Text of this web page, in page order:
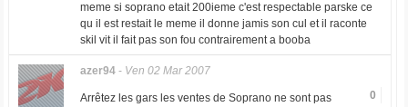
meme si soprano etait 200ieme c'est respectable parske ce
qu il est restait le meme il donne jamis son cul et il raconte
skil vit il fait pas son fou contrairement a booba
azer94- Ven 02 Mar 2007
0
Arrêtez les gars les ventes de Soprano ne sont pas